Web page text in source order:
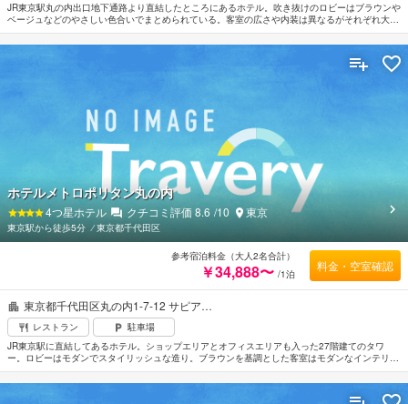
JR東京駅丸の内出口地下通路より直結したところにあるホテル。吹き抜けのロビーはブラウンや
ベージュなどのやさしい色合いでまとめられている。客室の広さや内装は異なるがそれぞれ大き
な窓を配し眺望のよい空間。周辺は会社企業が多くビジネスに便利なロケーション。最寄の空港
は羽田空港。
東京都千代田区丸の内1-7-12 サピア…
レストラン
駐車場
JR東京駅に直結してあるホテル。ショップエリアとオフィスエリアも入った27階建てのタワ
ー。ロビーはモダンでスタイリッシュな造り。ブラウンを基調とした客室はモダンなインテリア
でまとめられている。全室高速インターネット接続を完備し観光だけでなくビジネスでの利用に
も便利。最上階のダイニングバー「テンクウ」で美しい夜景を眺めながら和的フレンチを堪能す
ホテルメトロポリタン丸の内
4つ星ホテル クチコミ評価8.6 /10 東京
東京駅から徒歩5分 ⁄東京都千代田区
参考宿泊料金（大人2名合計）
￥34,888〜 /1泊
料金・空室確認